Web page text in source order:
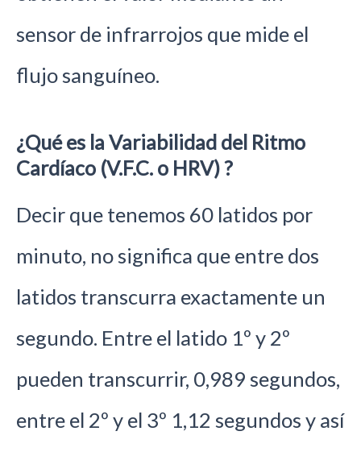
sensor de infrarrojos que mide el
flujo sanguíneo.
¿Qué es la Variabilidad del Ritmo
Cardíaco (V.F.C. o HRV) ?
Decir que tenemos 60 latidos por
minuto, no significa que entre dos
latidos transcurra exactamente un
segundo. Entre el latido 1º y 2º
pueden transcurrir, 0,989 segundos,
entre el 2º y el 3º 1,12 segundos y así